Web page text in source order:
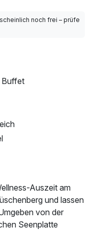
noch frei – prüfe
Buffet
Auszeit am
und lassen
von der
Seenplatte